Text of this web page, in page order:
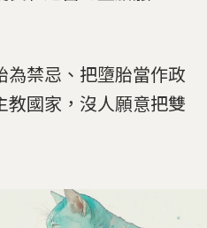
為禁忌、把墮胎當作政
教國家，沒人願意把雙